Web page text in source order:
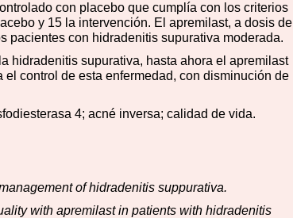
con placebo que cumplía con los criterios
y 15 la intervención. El apremilast, a dosis de
pacientes con hidradenitis supurativa moderada.
hidradenitis supurativa, hasta ahora el apremilast
control de esta enfermedad, con disminución de
4; acné inversa; calidad de vida.
of hidradenitis suppurativa.
with apremilast in patients with hidradenitis